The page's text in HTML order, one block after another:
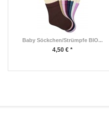
Baby Söckchen/Strümpfe BIO...
4,50 € *